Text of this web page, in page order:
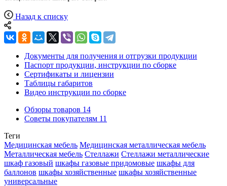
Назад к списку
Документы для получения и отгрузки продукции
Паспорт продукции, инструкции по сборке
Сертификаты и лицензии
Таблицы габаритов
Видео инструкции по сборке
Обзоры товаров 14
Советы покупателям 11
Теги
Медицинская мебель Медицинская металлическая мебель
Металлическая мебель Стеллажи Стеллажи металлические
шкаф газовый шкафы газовые придомовые шкафы для
баллонов шкафы хозяйственные шкафы хозяйственные
универсальные